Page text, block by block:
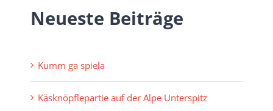
Neueste Beiträge
Kumm ga spiela
Käsknöpflepartie auf der Alpe Unterspitz